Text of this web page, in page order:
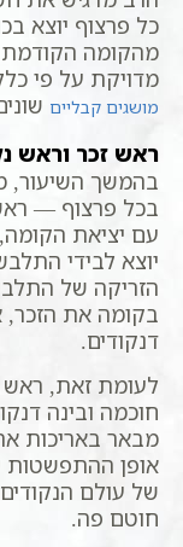
כל פרצוף יוצא
מהקומה
מדויקת על פי
מושגים קבליים
ראש זכר וראש
בהמשך השיעור,
בכל פרצוף —
עם יציאת
יוצא לבידי
הזריקה של
בקומה את הזכר,
דנקודים.
לעומת זאת,
חוכמה ובינה
מבאר באריכות
אופן ההתפשטות
של עולם
חוטם פה.